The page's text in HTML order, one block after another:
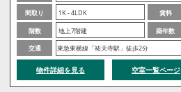
間取り
1K - 4LDK 賃料
階数
地上7階建 築年数
交通
東急東横線「祐天寺駅」徒歩2分
物件詳細を見る 空室一覧ページ